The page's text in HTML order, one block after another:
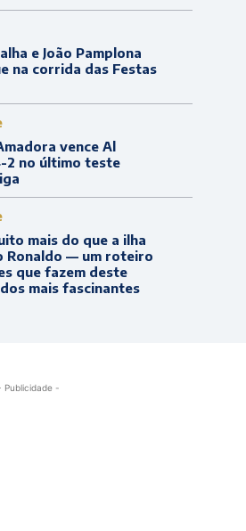
e João Pamplona
na corrida das Festas
vence Al
2 no último teste
mais do que a ilha
Ronaldo — um roteiro
que fazem deste
mais fascinantes
Publicidade -